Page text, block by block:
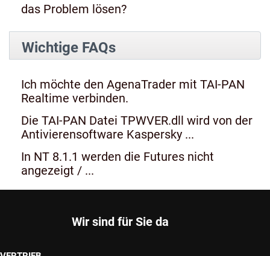
das Problem lösen?
Wichtige FAQs
Ich möchte den AgenaTrader mit TAI-PAN
Realtime verbinden.
Die TAI-PAN Datei TPWVER.dll wird von der
Antivierensoftware Kaspersky ...
In NT 8.1.1 werden die Futures nicht
angezeigt / ...
Wir sind für Sie da